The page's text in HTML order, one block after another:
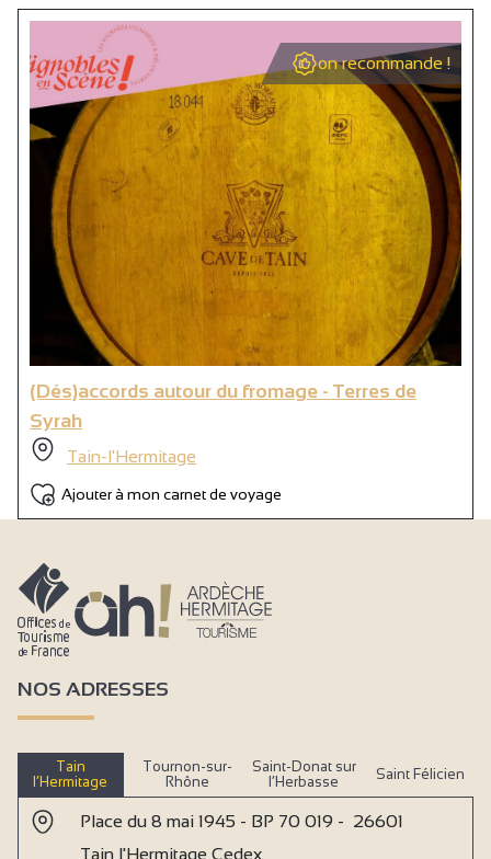
on recommande !
(Dés)accords autour du fromage - Terres de
Syrah
Tain-l'Hermitage
Ajouter à mon carnet de voyage
NOS ADRESSES
Tain
l’Hermitage
Tournon-sur-
Rhône
Saint-Donat sur
l’Herbasse
Saint Félicien
Place du 8 mai 1945 - BP 70 019 - 26601
Tain l'Hermitage Cedex